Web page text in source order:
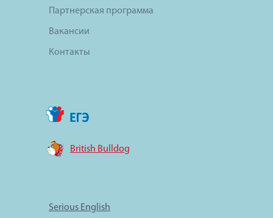
Партнерская программа
Вакансии
Контакты
British Bulldog
Serious English